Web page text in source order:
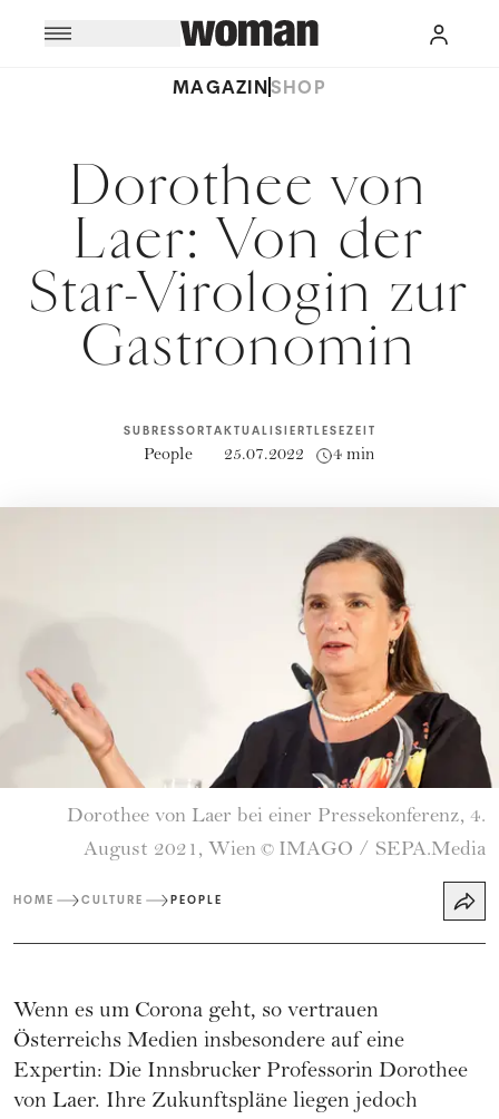
MAGAZINSHOP
Dorothee von
Laer: Von der
Star-Virologin zur
Gastronomin
SUBRESSORT
People
AKTUALISIERT
25.07.2022
LESEZEIT
4 min
Dorothee von Laer bei einer Pressekonferenz, 4.
August 2021, Wien © IMAGO / SEPA.Media
HOME CULTURE PEOPLE
Wenn es um Corona geht, so vertrauen
Österreichs Medien insbesondere auf eine
Expertin: Die Innsbrucker Professorin Dorothee
von Laer. Ihre Zukunftspläne liegen jedoch